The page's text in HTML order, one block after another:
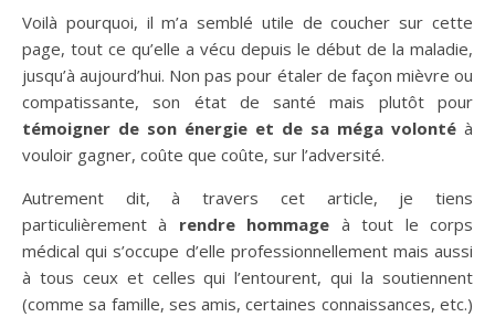
Voilà pourquoi, il m’a semblé utile de coucher sur cette
page, tout ce qu’elle a vécu depuis le début de la maladie,
jusqu’à aujourd’hui. Non pas pour étaler de façon mièvre ou
compatissante, son état de santé mais plutôt pour
témoigner de son énergie et de sa méga volonté à
vouloir gagner, coûte que coûte, sur l’adversité.
Autrement dit, à travers cet article, je tiens
particulièrement à rendre hommage à tout le corps
médical qui s’occupe d’elle professionnellement mais aussi
à tous ceux et celles qui l’entourent, qui la soutiennent
(comme sa famille, ses amis, certaines connaissances, etc.)